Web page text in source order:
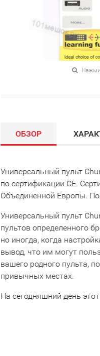
ОБЗОР
Универсальный пульт
по сертификации CE.
Объединенной Европы.
Универсальный пульт
пультов определенного
но иногда, когда
вывод, что им могут
вашего родного пульта,
привычных местах.
На сегодняшний день